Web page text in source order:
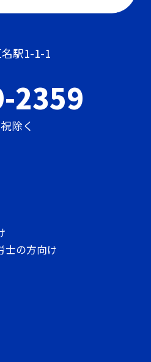
駅1-1-1
2359
除く
士の方向け